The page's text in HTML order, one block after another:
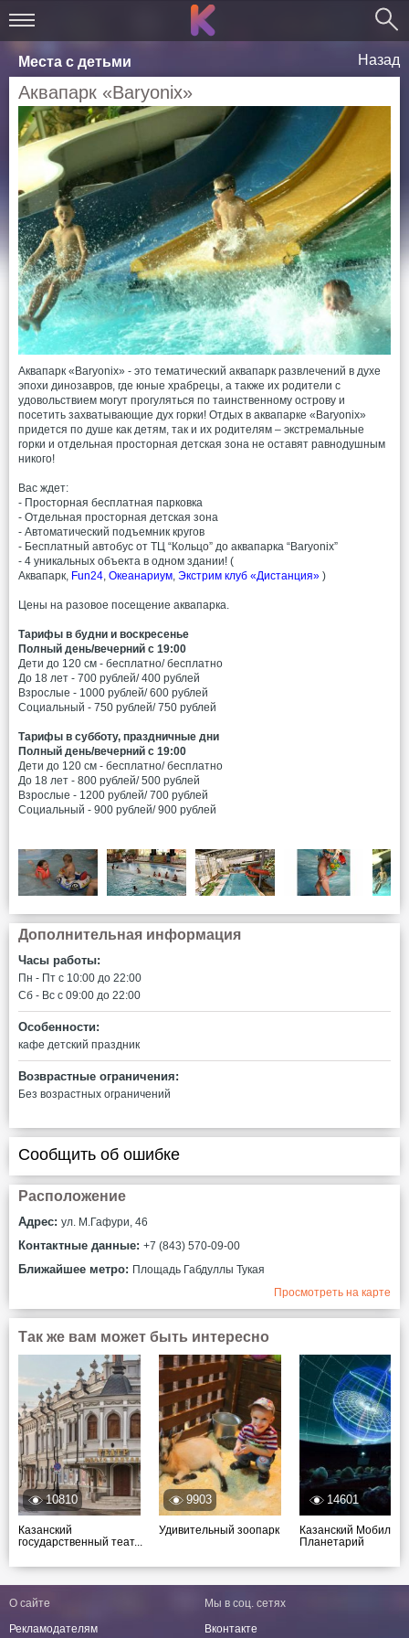
Места с детьми Назад
Аквапарк «Baryonix»
Аквапарк «Baryonix» - это тематический аквапарк развлечений в духе
эпохи динозавров, где юные храбрецы, а также их родители с
удовольствием могут прогуляться по таинственному острову и
посетить захватывающие дух горки! Отдых в аквапарке «Baryonix»
придется по душе как детям, так и их родителям – экстремальные
горки и отдельная просторная детская зона не оставят равнодушным
никого!
Вас ждет:
- Просторная бесплатная парковка
- Отдельная просторная детская зона
- Автоматический подъемник кругов
- Бесплатный автобус от ТЦ “Кольцо” до аквапарка “Baryonix”
- 4 уникальных объекта в одном здании! (
Аквапарк, Fun24, Океанариум, Экстрим клуб «Дистанция» )
Цены на разовое посещение аквапарка.
Тарифы в будни и воскресенье
Полный день/вечерний с 19:00
Дети до 120 см - бесплатно/ бесплатно
До 18 лет - 700 рублей/ 400 рублей
Взрослые - 1000 рублей/ 600 рублей
Социальный - 750 рублей/ 750 рублей
Тарифы в субботу, праздничные дни
Полный день/вечерний с 19:00
Дети до 120 см - бесплатно/ бесплатно
До 18 лет - 800 рублей/ 500 рублей
Взрослые - 1200 рублей/ 700 рублей
Социальный - 900 рублей/ 900 рублей
Дополнительная информация
Часы работы:
Пн - Пт c 10:00 до 22:00
Сб - Вс c 09:00 до 22:00
Особенности:
кафе детский праздник
Возврастные ограничения:
Без возрастных ограничений
Сообщить об ошибке
Расположение
Адрес: ул. М.Гафури, 46
Контактные данные: +7 (843) 570-09-00
Ближайшее метро: Площадь Габдуллы Тукая
Просмотреть на карте
Так же вам может быть интересно
10810
Казанский
государственный теат...
9903
Удивительный зоопарк
14601
Казанский
Планетарий
О сайте
Рекламодателям
Мы в соц. сетях
Вконтакте